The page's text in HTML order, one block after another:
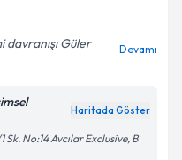
davranışı Güler
Devamı
Haritada Göster
No:14 Avcılar Exclusive, B